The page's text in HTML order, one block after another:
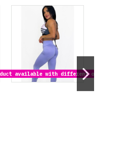
available with different options